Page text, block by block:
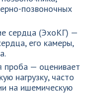
позвоночных
сердца (ЭхоКГ) —
его камеры,
проба — оценивает
нагрузку, часто
на ишемическую